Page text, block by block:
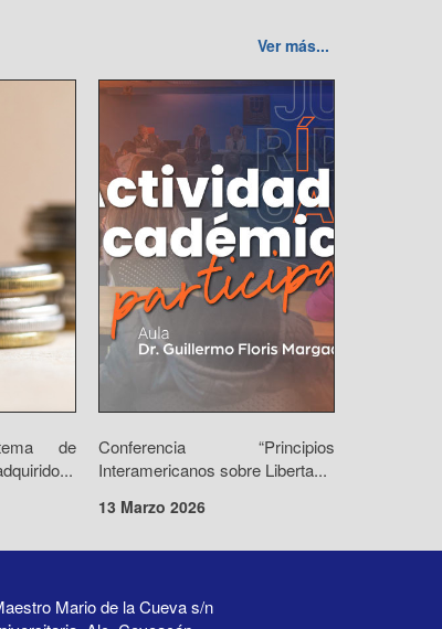
Ver más...
de
Conferencia “Principios
Interamericanos sobre Liberta...
13 Marzo 2026
Mario de la Cueva s/n